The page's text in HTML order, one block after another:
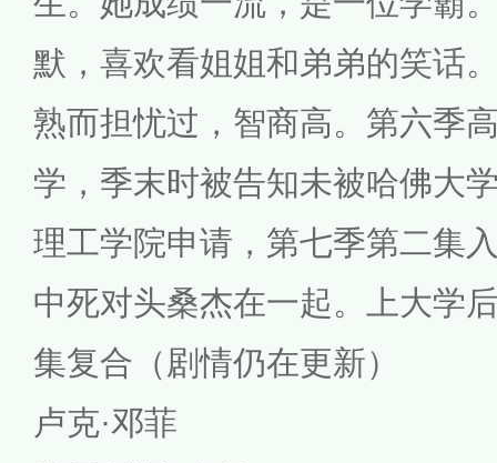
默，喜欢看姐姐和弟弟的笑话
熟而担忧过，智商高。第六季
学，季末时被告知未被哈佛大
理工学院申请，第七季第二集
中死对头桑杰在一起。上大学
集复合（剧情仍在更新）
卢克·邓菲